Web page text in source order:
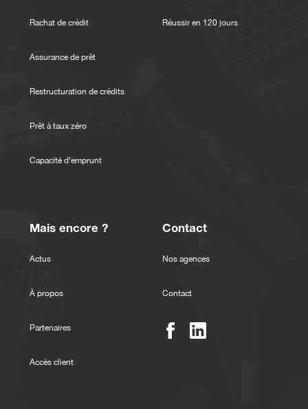
Rachat de crédit
Assurance de prêt
Restructuration de crédits
Prêt à taux zéro
Capacité d'emprunt
Réussir en 120 jours
Mais encore ?
Actus
À propos
Partenaires
Accès client
Contact
Nos agences
Contact